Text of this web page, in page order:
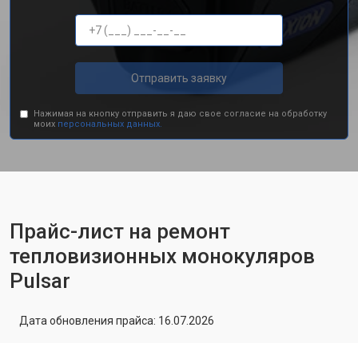
Отправить заявку
Нажимая на кнопку отправить я даю свое согласие на обработку
моих персональных данных.
Прайс-лист на ремонт
тепловизионных монокуляров
Pulsar
Дата обновления прайса: 16.07.2026